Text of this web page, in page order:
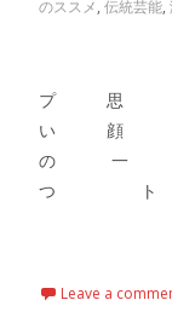
のススメ, 伝統芸能,
プ 思
い
の 一
つ ト
Leave a